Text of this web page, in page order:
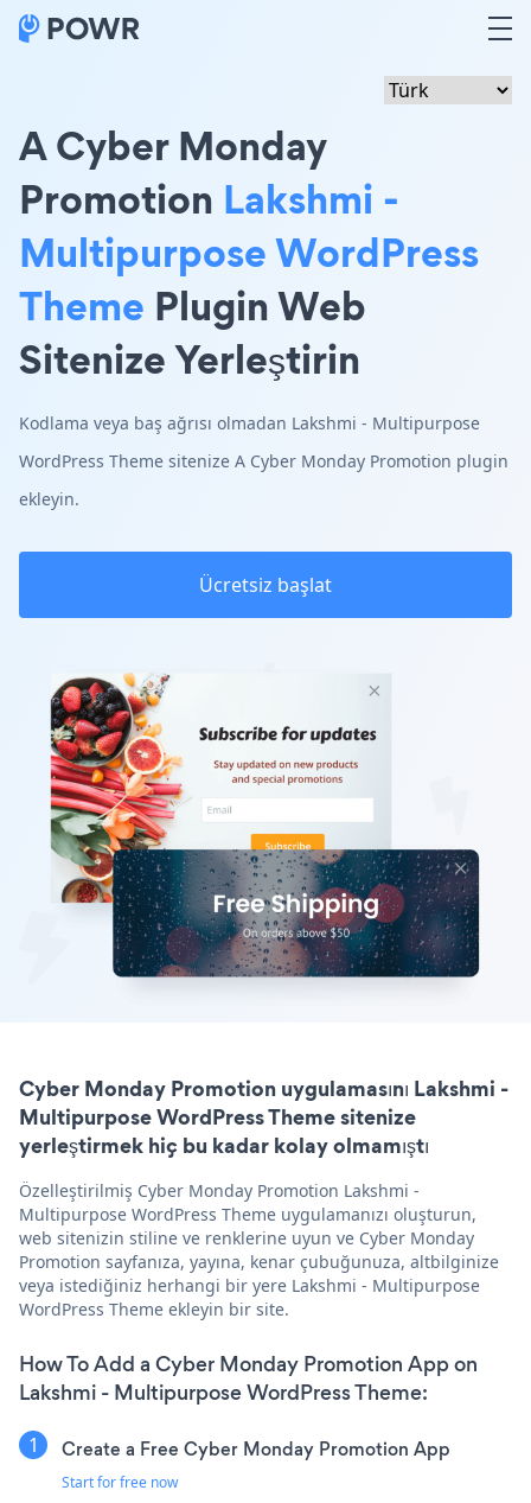
A Cyber Monday
Promotion Lakshmi -
Multipurpose WordPress
Theme Plugin Web
Sitenize Yerleştirin
Kodlama veya baş ağrısı olmadan Lakshmi - Multipurpose
WordPress Theme sitenize A Cyber Monday Promotion plugin
ekleyin.
Ücretsiz başlat
Cyber Monday Promotion uygulamasını Lakshmi -
Multipurpose WordPress Theme sitenize
yerleştirmek hiç bu kadar kolay olmamıştı
Özelleştirilmiş Cyber Monday Promotion Lakshmi -
Multipurpose WordPress Theme uygulamanızı oluşturun,
web sitenizin stiline ve renklerine uyun ve Cyber Monday
Promotion sayfanıza, yayına, kenar çubuğunuza, altbilginize
veya istediğiniz herhangi bir yere Lakshmi - Multipurpose
WordPress Theme ekleyin bir site.
How To Add a Cyber Monday Promotion App on
Lakshmi - Multipurpose WordPress Theme:
Create a Free Cyber Monday Promotion App
Start for free now